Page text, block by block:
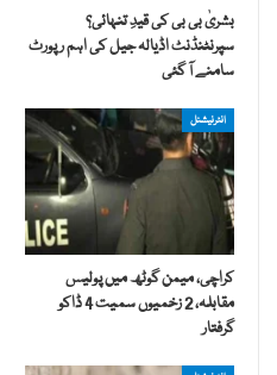
بشریٰ بی بی کی قیدِ تنہائی؟
سپرنٹنڈنٹ اڈیالہ جیل کی اہم رپورٹ
سامنے آ گئی
انٹرنیشنل
کراچی، میمن گوٹھ میں پولیس
مقابلہ، 2 زخمیوں سمیت 4 ڈاکو
گرفتار